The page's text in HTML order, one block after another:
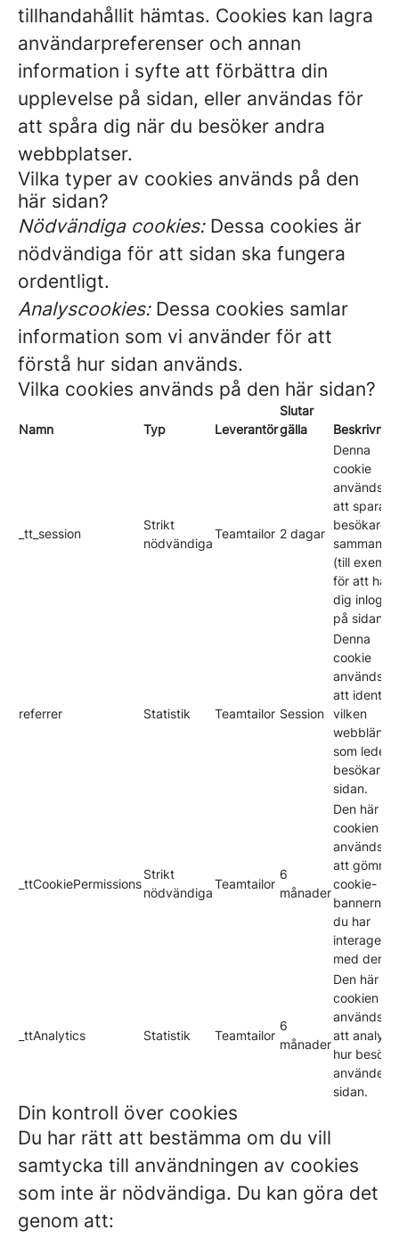
tillhandahållit hämtas. Cookies kan lagra
användarpreferenser och annan
information i syfte att förbättra din
upplevelse på sidan, eller användas för
att spåra dig när du besöker andra
webbplatser.
Vilka typer av cookies används på den
här sidan?
Nödvändiga cookies:Dessa cookies är
nödvändiga för att sidan ska fungera
ordentligt.
Analyscookies:Dessa cookies samlar
information som vi använder för att
förstå hur sidan används.
Vilka cookies används på den här sidan?
Namn Typ Leverantör
Slutar
gälla
_tt_session
Strikt
nödvändiga
Teamtailor 2 dagar
Denna
cookie
används
att spara
besökares
(till
för att hålla
dig
på sidan).
referrer Statistik Teamtailor Session
Denna
cookie
används
att
vilken
webblänk
som leder
besökarna
sidan.
_ttCookiePermissions
Strikt
nödvändiga
Teamtailor
6
månader
Den här
cookien
används
att gömma
cookie-
bannern
du har
interagerat
med den.
_ttAnalytics Statistik Teamtailor
6
månader
Den här
cookien
används
att
hur
använder
sidan.
Din kontroll över cookies
Du har rätt att bestämma om du vill
samtycka till användningen av cookies
som inte är nödvändiga. Du kan göra det
genom att: